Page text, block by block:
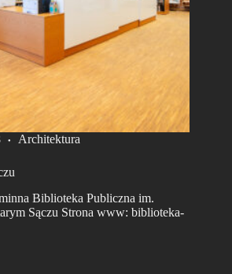
Architektura
Biblioteka Publiczna im.
Sączu Strona www: biblioteka-